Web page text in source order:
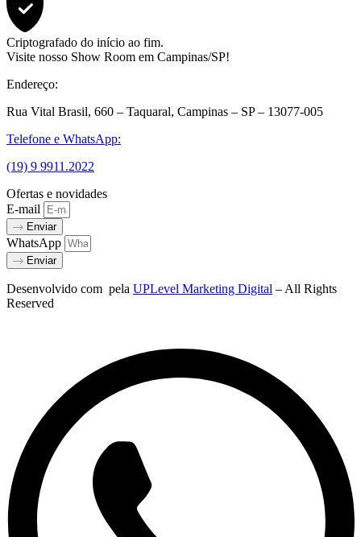
Criptografado do início ao fim.
Visite nosso Show Room em Campinas/SP!
Endereço:
Rua Vital Brasil, 660 – Taquaral, Campinas – SP – 13077-005
Telefone e WhatsApp:
(19) 9 9911.2022
Ofertas e novidades
E-mail
Enviar
WhatsApp
Enviar
Desenvolvido com pela UPLevel Marketing Digital – All Rights
Reserved